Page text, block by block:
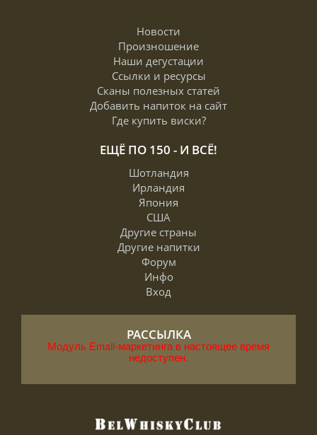
Новости
Произношение
Наши дегустации
Ссылки и ресурсы
Сканы полезных статей
Добавить напиток на сайт
Где купить виски?
ЕЩЁ ПО 150 - И ВСЁ!
Шотландия
Ирландия
Япония
США
Другие страны
Другие напитки
Форум
Инфо
Вход
РАССЫЛКА
Модуль Email-маркетинга в настоящее время
недоступен.